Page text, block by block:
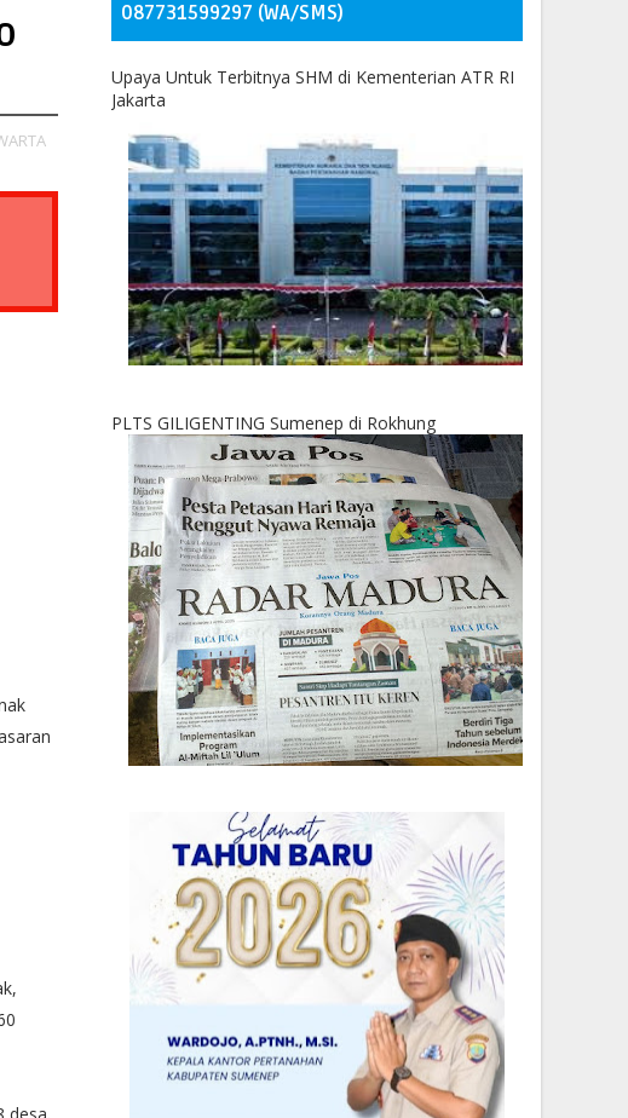
087731599297 (WA/SMS)
Upaya Untuk Terbitnya SHM di Kementerian ATR RI
Jakarta
PLTS GILIGENTING Sumenep di Rokhung